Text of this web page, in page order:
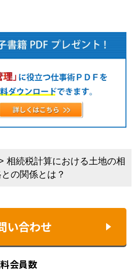
相続税計算における土地の相
の関係とは？
い合わせ
会員数